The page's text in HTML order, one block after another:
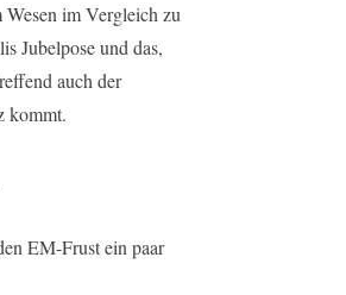
Wesen im Vergleich zu
Jubelpose und das,
auch der
kommt.
EM-Frust ein paar